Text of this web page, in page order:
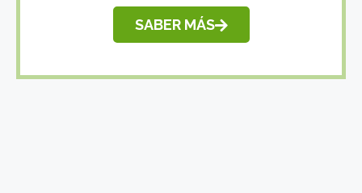
SABER MÁS